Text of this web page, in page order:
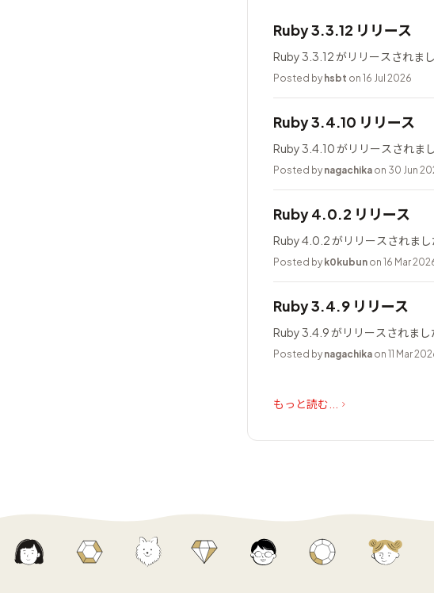
Ruby 3.3.12 リリース
Ruby 3.3.12 がリリースされまし
Posted by hsbt on 16 Jul 2026
Ruby 3.4.10 リリース
Ruby 3.4.10 がリリースされまし
Posted by nagachika on 30 Jun
Ruby 4.0.2 リリース
Ruby 4.0.2 がリリースされまし
Posted by k0kubun on 16 Mar
Ruby 3.4.9 リリース
Ruby 3.4.9 がリリースされまし
Posted by nagachika on 11 Mar
もっと読む...